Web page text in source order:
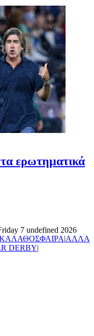
ερωτηματικά
7 undefined 2026
|ΑΛΛΑ
DERBY|